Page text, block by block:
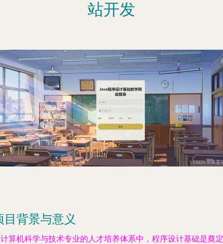
站开发
目背景与意义
算机科学与技术专业的人才培养体系中，程序设计基础是奠定